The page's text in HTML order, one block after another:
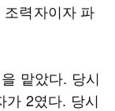
력자이자 파
맡았다. 당시
가 2였다. 당시